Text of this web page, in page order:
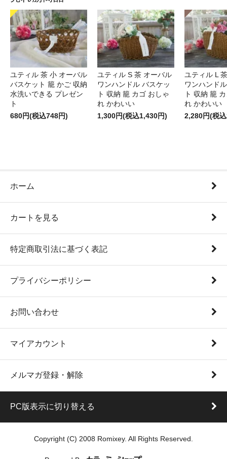
ユティル 茶 小 オーバル
バスケット 籠 かご 収納
水洗いできる プレゼン
ト
680円(税込748円)
ユティル S 茶 オーバル
ワンハンドル バスケッ
ト 収納 籠 カゴ おしゃ
れ かわいい
1,300円(税込1,430円)
ユティル L
ワンハンド
ト 収納 籠
れ かわいい
2,280円(税
ホーム
カートを見る
特定商取引法に基づく表記
プライバシーポリシー
お問い合わせ
マイアカウント
メルマガ登録・解除
PC版表示に切り替える
Copyright (C) 2008 Romixey. All Rights Reserved.